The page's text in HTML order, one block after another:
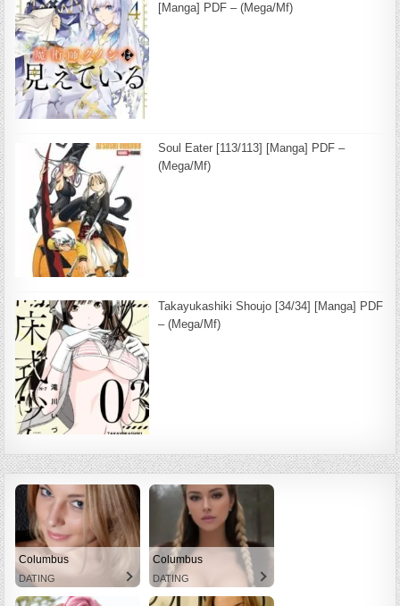
[Manga] PDF – (Mega/Mf)
Soul Eater [113/113] [Manga] PDF –
(Mega/Mf)
Takayukashiki Shoujo [34/34] [Manga] PDF
– (Mega/Mf)
Columbus
DATING
Columbus
DATING